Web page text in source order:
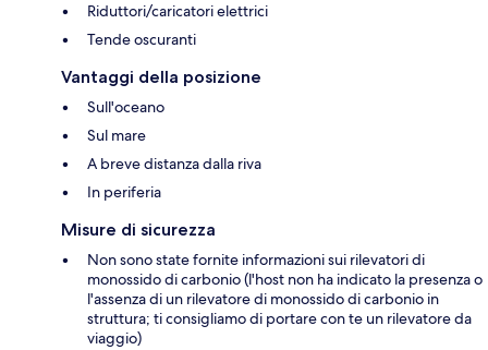
Riduttori/caricatori elettrici
Tende oscuranti
Vantaggi della posizione
Sull'oceano
Sul mare
A breve distanza dalla riva
In periferia
Misure di sicurezza
Non sono state fornite informazioni sui rilevatori di
monossido di carbonio (l'host non ha indicato la presenza o
l'assenza di un rilevatore di monossido di carbonio in
struttura; ti consigliamo di portare con te un rilevatore da
viaggio)